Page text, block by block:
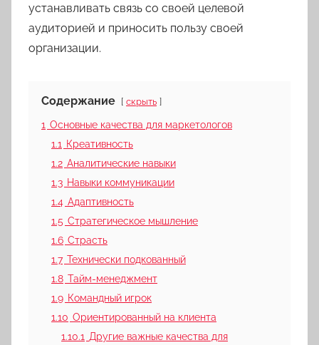
устанавливать связь со своей целевой
аудиторией и приносить пользу своей
организации.
Содержание скрыть
1 Основные качества для маркетологов
1.1 Креативность
1.2 Аналитические навыки
1.3 Навыки коммуникации
1.4 Адаптивность
1.5 Стратегическое мышление
1.6 Страсть
1.7 Технически подкованный
1.8 Тайм-менеджмент
1.9 Командный игрок
1.10 Ориентированный на клиента
1.10.1 Другие важные качества для